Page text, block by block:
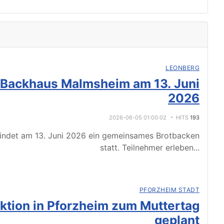
LEONBERG
Malmsheim am 13. Juni
2026
2026-06-05 01:00:02 HITS 193
am 13. Juni 2026 ein gemeinsames Brotbacken
statt. Teilnehmer erleben...
PFORZHEIM STADT
in Pforzheim zum Muttertag
geplant